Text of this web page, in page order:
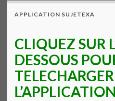
APPLICATION SUJETEXA
CLIQUEZ SUR
DESSOUS
TELECHARGER